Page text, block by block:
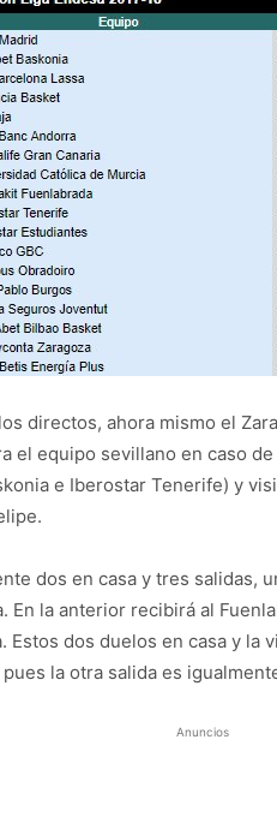
directos, ahora mismo el
el equipo sevillano en caso
e Iberostar Tenerife) y
dos en casa y tres salidas,
En la anterior recibirá al
Estos dos duelos en casa y la
la otra salida es
Anuncios